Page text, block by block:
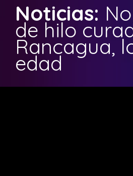
Noticias:
de hilo
Rancagua,
edad